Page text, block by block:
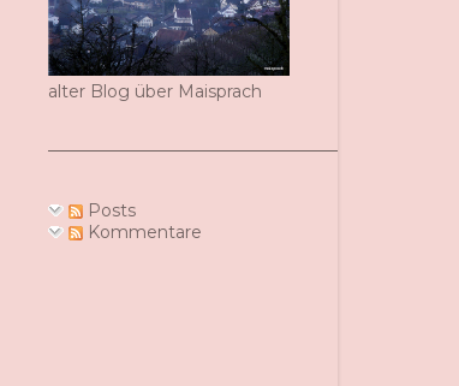
alter Blog über Maisprach
Posts
Kommentare